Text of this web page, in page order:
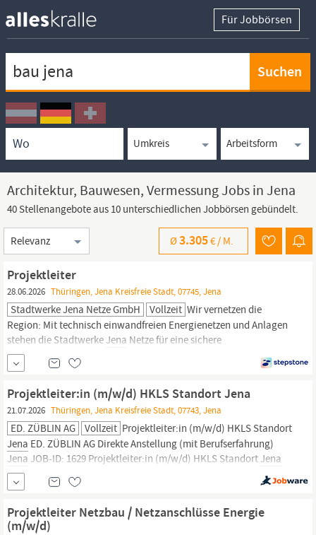
Für Jobbörsen
Ortssuche
Umkreissuche
Arbeitsform
Architektur, Bauwesen, Vermessung Jobs in Jena
40 Stellenangebote aus 10 unterschiedlichen Jobbörsen gebündelt.
Sortierung
Ø3.305€ / M.
Projektleiter
28.06.2026 Thüringen, Jena Kreisfreie Stadt, 07745, Jena
Stadtwerke Jena Netze GmbH Vollzeit Wir vernetzen die
Region: Mit technisch einwandfreien Energienetzen und Anlagen
stehen die Stadtwerke Jena Netze für eine sichere
Energieversorgung in
und der Region. Gestalten Sie aktiv
unsere Energie- und Versorgungsinfrastruktur. Wir planen und
realisieren Projekte dort, wo wir leben und arbeiten. Zur
Verstärkung unseres Teams...
Projektleiter:in (m/w/d) HKLS Standort Jena
21.07.2026 Thüringen, Jena Kreisfreie Stadt, 07743, Jena
ED. ZÜBLIN AG Vollzeit Projektleiter:in (m/w/d) HKLS Standort
Jena ED. ZÜBLIN AG Direkte Anstellung (mit Berufserfahrung)
Jena JOB-ID: 1629 Projektleiter:in (m/w/d) HKLS Standort Jena
Jetzt bewerben Was für uns zählt Abgeschlossene technische
Ausbildung im Bereich HKLS-Technik (Hochschulstudium bzw.
einschlägige fachliche Ausbildung)
Projektleiter Netzbau / Netzanschlüsse Energie
(m/w/d)